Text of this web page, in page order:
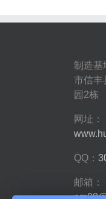
制造基
市信丰
园2栋
网址：
QQ：
邮箱：